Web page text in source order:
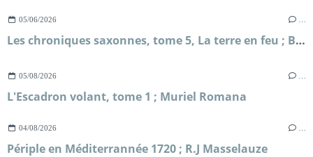
05/06/2026
Les chroniques saxonnes, tome 5, La terre en feu ; Bernard Cornwell
05/08/2026
L'Escadron volant, tome 1 ; Muriel Romana
04/08/2026
Périple en Méditerrannée 1720 ; R.J Masselauze